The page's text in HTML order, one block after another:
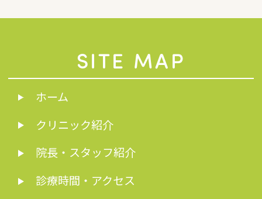
SITE MAP
ホーム
クリニック紹介
院長・スタッフ紹介
診療時間・アクセス